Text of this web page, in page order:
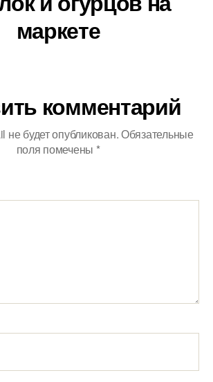
маркете
комментарий
будет опубликован.Обязательные
поля помечены *